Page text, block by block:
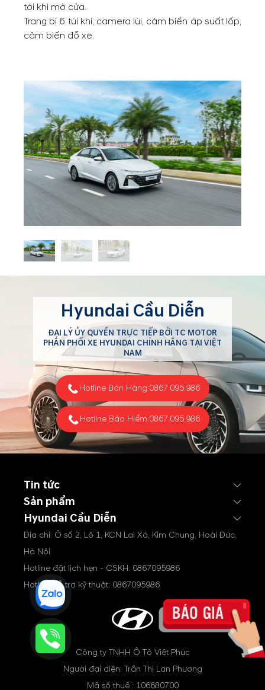
tới khi mở cửa.
Trang bị 6 túi khí, camera lùi, cảm biến áp suất lốp,
cảm biến đỗ xe.
Hyundai Cầu Diễn
ĐẠI LÝ ỦY QUYỀN TRỰC TIẾP BỞI TC MOTOR
PHÂN PHỐI XE HYUNDAI CHÍNH HÃNG TẠI VIỆT
NAM
Hotline Bán Hàng:0867.095.986
Hotline Bảo Hiểm:0867.095.986
Tin tức
Sản phẩm
Hyundai Cầu Diễn
Địa chỉ: Ô số 2, Lô 1, KCN Lai Xá, Kim Chung, Hoài Đức,
Hà Nội
Hotline đặt lịch hẹn - CSKH: 0867095986
Hotline hỗ trợ kỹ thuật: 0867095986
Công ty TNHH Ô Tô Việt Phúc
Người đại diện: Trần Thị Lan Phương
Mã số thuế : 106680700